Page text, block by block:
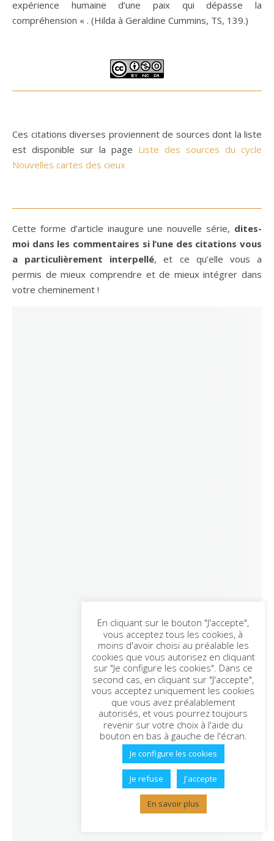
expérience humaine d’une paix qui dépasse la
compréhension « . (Hilda à Geraldine Cummins, TS, 139.)
Ces citations diverses proviennent de sources dont la liste
est disponible sur la page Liste des sources du cycle
Nouvelles cartes des cieux
Cette forme d’article inaugure une nouvelle série, dites-
moi dans les commentaires si l’une des citations vous
a particulièrement interpellé, et ce qu’elle vous a
permis de mieux comprendre et de mieux intégrer dans
votre cheminement !
En cliquant sur le bouton "J'accepte",
vous acceptez tous les cookies, à
moins d'avoir choisi au préalable les
cookies que vous autorisez en cliquant
sur "Je configure les cookies". Dans ce
second cas, en cliquant sur "J'accepte",
vous acceptez uniquement les cookies
que vous avez préalablement
autorisés, et vous pourrez toujours
revenir sur votre choix à l'aide du
bouton en bas à gauche de l'écran.
Je configure les cookies
Je refuse J'accepte
En savoir plus